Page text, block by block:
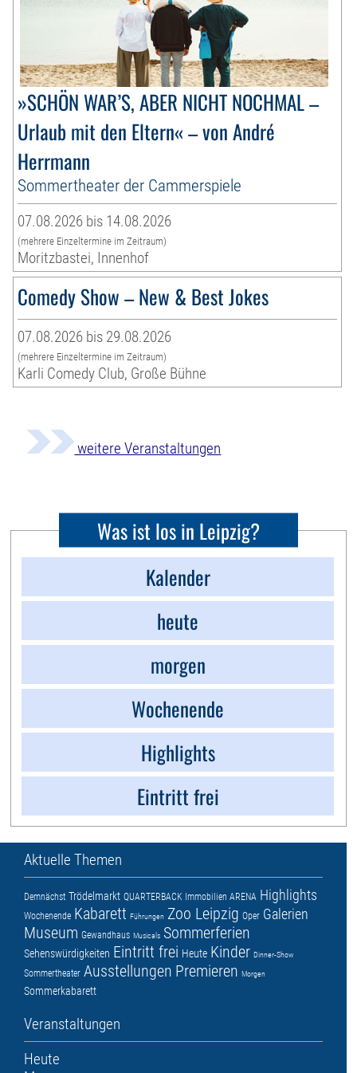
»SCHÖN WAR’S, ABER NICHT NOCHMAL –
Urlaub mit den Eltern« – von André
Herrmann
Sommertheater der Cammerspiele
07.08.2026 bis 14.08.2026
(mehrere Einzeltermine im Zeitraum)
Moritzbastei, Innenhof
Comedy Show – New & Best Jokes
07.08.2026 bis 29.08.2026
(mehrere Einzeltermine im Zeitraum)
Karli Comedy Club, Große Bühne
weitere Veranstaltungen
Was ist los in Leipzig?
Kalender
heute
morgen
Wochenende
Highlights
Eintritt frei
Aktuelle Themen
Demnächst Trödelmarkt QUARTERBACK Immobilien ARENA Highlights
Wochenende Kabarett Führungen Zoo Leipzig Oper Galerien
Museum Gewandhaus Musicals Sommerferien
Sehenswürdigkeiten Eintritt frei Heute Kinder Dinner-Show
Sommertheater Ausstellungen Premieren Morgen
Sommerkabarett
Veranstaltungen
Heute